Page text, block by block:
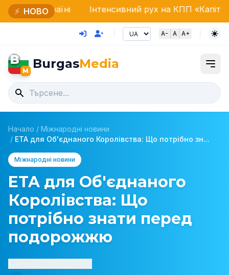
⚡ НОВО
Інтенсивний рух на КПП «Капітан-Андреєво»:
A- A A+
B
M BurgasMedia
Начало / Міжнародні новини
/ ETA для Об'єднаного Королівства: Що потрібно зн...
Міжнародні новини
ETA для Об'єднаного
Королівства: Що
потрібно знати перед
подорожжю